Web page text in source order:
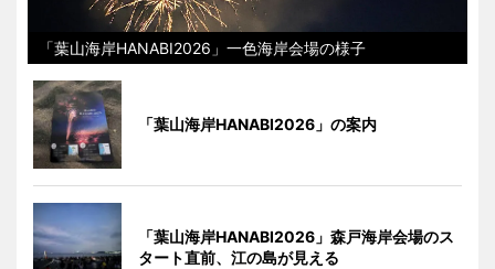
「葉山海岸HANABI2026」一色海岸会場の様子
「葉山海岸HANABI2026」の案内
「葉山海岸HANABI2026」森戸海岸会場のス
タート直前、江の島が見える